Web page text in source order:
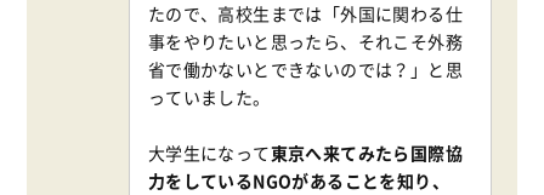
たので、高校生までは「外国に関わる仕
事をやりたいと思ったら、それこそ外務
省で働かないとできないのでは？」と思
っていました。
大学生になって東京へ来てみたら国際協
力をしているNGOがあることを知り、